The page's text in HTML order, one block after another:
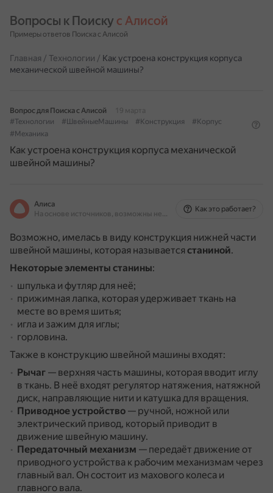
Вопросы к Поиску с Алисой
Примеры ответов Поиска с Алисой
Главная / Технологии / Как устроена конструкция корпуса
механической швейной машины?
Вопрос для Поиска с Алисой
19 марта
#Технологии
#ШвейныеМашины #Конструкция
#Корпус
#Механика
Как устроена конструкция корпуса механической
швейной машины?
Алиса
На основе источников, возможны неточности
Как это работает?
Возможно, имелась в виду конструкция нижней части
швейной машины, которая называется станиной.
Некоторые элементы станины:
шпулька и футляр для неё;
прижимная лапка, которая удерживает ткань на
месте во время шитья;
игла и зажим для иглы;
горловина.
Также в конструкцию швейной машины входят:
Рычаг — верхняя часть машины, которая вводит иглу
в ткань. В неё входят регулятор натяжения, натяжной
диск, направляющие нити и катушка для вращения.
Приводное устройство — ручной, ножной или
электрический привод, который приводит в
движение швейную машину.
Передаточный механизм — передаёт движение от
приводного устройства к рабочим механизмам через
главный вал. Он состоит из махового колеса и
главного вала.